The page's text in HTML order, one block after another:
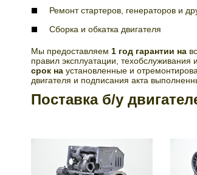
Ремонт стартеров, генераторов и
Сборка и обкатка двигателя
Мы предоставляем 1 год гарантии на
правил эксплуатации, техобслуживания
срок на установленные и
двигателя и подписания акта
Поставка б/у